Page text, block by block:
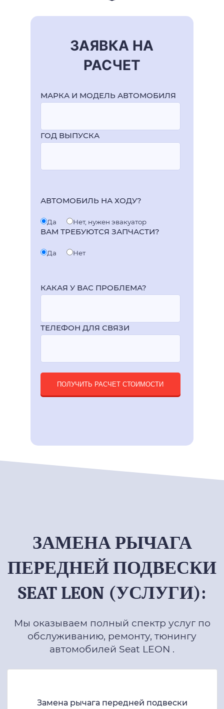
ЗАЯВКА НА
РАСЧЕТ
МАРКА И МОДЕЛЬ АВТОМОБИЛЯ
ГОД ВЫПУСКА
АВТОМОБИЛЬ НА ХОДУ?
Да Нет, нужен эвакуатор
ВАМ ТРЕБУЮТСЯ ЗАПЧАСТИ?
Да Нет
КАКАЯ У ВАС ПРОБЛЕМА?
ТЕЛЕФОН ДЛЯ СВЯЗИ
ПОЛУЧИТЬ РАСЧЕТ СТОИМОСТИ
ЗАМЕНА РЫЧАГА
ПЕРЕДНЕЙ ПОДВЕСКИ
SEAT LEON (УСЛУГИ):
Мы оказываем полный спектр услуг по
обслуживанию, ремонту, тюнингу
автомобилей Seat LEON .
Замена рычага передней подвески